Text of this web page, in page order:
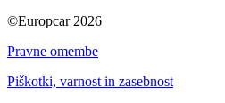
©Europcar 2026
Pravne omembe
Piškotki, varnost in zasebnost